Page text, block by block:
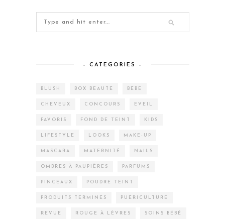
– CATEGORIES –
BLUSH BOX BEAUTÉ BÉBÉ
CHEVEUX CONCOURS EVEIL
FAVORIS FOND DE TEINT KIDS
LIFESTYLE LOOKS MAKE-UP
MASCARA MATERNITÉ NAILS
OMBRES À PAUPIÈRES PARFUMS
PINCEAUX POUDRE TEINT
PRODUITS TERMINÉS PUÉRICULTURE
REVUE ROUGE À LÈVRES SOINS BÉBÉ